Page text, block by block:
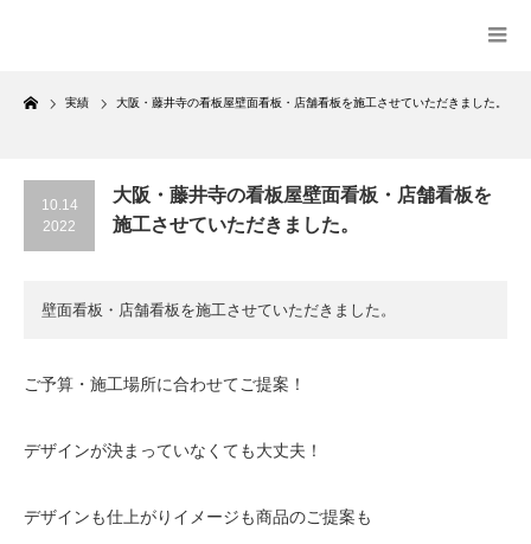
Home
実績 大阪・藤井寺の看板屋壁面看板・店舗看板を施工させていただきました。
10.14
2022
大阪・藤井寺の看板屋壁面看板・店舗看板を
施工させていただきました。
壁面看板・店舗看板を施工させていただきました。
ご予算・施工場所に合わせてご提案！
デザインが決まっていなくても大丈夫！
デザインも仕上がりイメージも商品のご提案も